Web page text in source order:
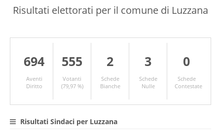
Risultati elettorati per il comune di Luzzana
694
Aventi
Diritto
555
Votanti
(79,97 %)
2
Schede
Bianche
3
Schede
Nulle
0
Schede
Contestate
Risultati Sindaci per Luzzana